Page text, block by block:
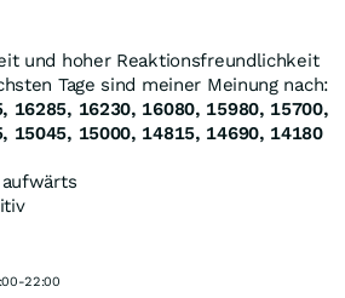
und hoher Reaktionsfreundlichkeit
Tage sind meiner Meinung nach:
16285, 16230, 16080, 15980, 15700,
15045, 15000, 14815, 14690, 14180
22:00